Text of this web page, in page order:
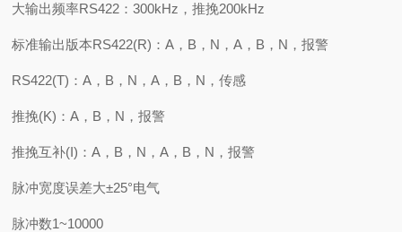
大输出频率RS422：300kHz，推挽200kHz
标准输出版本RS422(R)：A，B，N，A，B，N，报警
RS422(T)：A，B，N，A，B，N，传感
推挽(K)：A，B，N，报警
推挽互补(I)：A，B，N，A，B，N，报警
脉冲宽度误差大±25°电气
脉冲数1~10000